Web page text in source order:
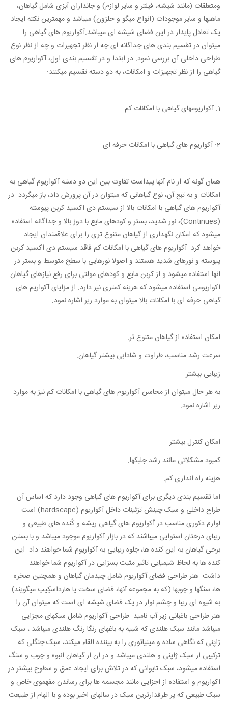
ومتعلقات (مانند شیشه، فیلتر و سایر لوازم) و جانداران آبزی شامل گیاهان،
ماهیها و سایر موجودات (انواع میگو و حلزون) میباشد و مهمترین نکته ایجاد
یک تعادل پایدار در این فضای شیشه ای میباشد.آکواریوم های گیاهی را
میتوان در تقسیم بندی های جداگانه ای چه از نظر تجهیزات و چه از نظر نوع
طراحی داخلی آن بررسی نمود. در ابتدا و در تقسیم بندی اول، آکواریوم های
گیاهی را از نظر تجهیزات و امکانات، به دو دسته تقسیم میکنند:
1: آکواریومهای گیاهی با امکانات کم
2: آکواریوم های گیاهی با امکانات حرفه ای
همان گونه که از نام آنها پیداست تفاوت بین این دو دسته آکواریوم گیاهی به
امکانات و به تبع آن، نوع گیاهانی که میتوان در آن پرورش داد، باز میگردد. در
آکواریوم های گیاهی با امکانات بالا از سیستم دی اکسید کربن پیوسته
(Continues)، نور شدید، بستر و کودهای مایع با دوز بالا و جداگانه استفاده
میشود که امکان نگهداری از گیاهان متنوع تری را برای علاقمندان ایجاد
خواهد کرد. آکواریوم های گیاهی با امکانات کم فاقد سیستم دی اکسید کربن
پیوسته و نورهای شدید هستند و اصولا نورهایی با سطح متوسط و بستر در
انها استفاده میشود و از کربن مایع و کودهای مولتی برای رفع نیازهای گیاهان
اکواریومی استفاده میشود که هزینه کمتری نیز دارد. از مزایای آکواریم های
گیاهی حرفه ای با امکانات بالا میتوان به موارد زیر اشاره نمود:
امکان استفاده از گیاهان متنوع تر.
سرعت رشد مناسب، طراوت و شادابی بیشتر گیاهان.
زیبایی بیشتر.
به هر حال میتوان از محاسن آکواریوم های گیاهی با امکانات کم نیز به موارد
زیر اشاره نمود:
امکان کنترل بیشتر.
کمبود مشکلاتی مانند رشد جلبکها.
هزینه راه اندازی کم.
اما تقسیم بندی دیگری برای آکواریوم های گیاهی وجود دارد که اساس آن
طراح داخلی و سبک چینش تزئینات داخل آکواریوم (hardscape) است.
لوازم دکوری مناسب در آکواریوم های گیاهی ریشه و کُنده های طبیعی و
زیبای درختان استوایی میباشند که در بازار آکواریوم موجود میباشد و با بستن
برخی گیاهان به این کنده ها، جلوه زیبایی به آکواریوم شما خواهند داد. این
کنده ها به لحاظ شیمیایی تاثیر مثبت بسزایی در آکواریوم شما خواهند
داشت. هنر طراحی فضای آکواریوم شامل چیدمان گیاهان و همچنین صخره
ها، سنگها و چوبها (که به مجموعه آنها، فضای سخت یا هارداسکِیپ میگویند)
به شیوه ای زیبا و چشم نواز در یک فضای شیشه ای است که میتوان آن را
هنر طراحی باغبانی زیر آب نامید. طراحی آکواریوم شامل سبکهای مجزایی
میباشد مانند سبک هلندی که شبیه به باغهای رنگا رنگ هلندی میباشد ، سبک
ژاپنی که نگاهی ساده و مینیاتوری را به بیننده القاء میکند، سبک جنگلی که
ترکیبی از سبک ژاپنی و هلندی میباشد و در ان از گیاهان انبوه و چوب و سنگ
استفاده میشود، سبک تایوانی که در تلاش برای ایجاد عمق و سطوح بیشتر در
اکواریوم و استفاده از اجزایی مانند مجسمه ها برای رساندن مفهموی خاص و
سبک طبیعی که پر طرفدارترین سبک در سالهای اخیر بوده و با الهام از طبیعت